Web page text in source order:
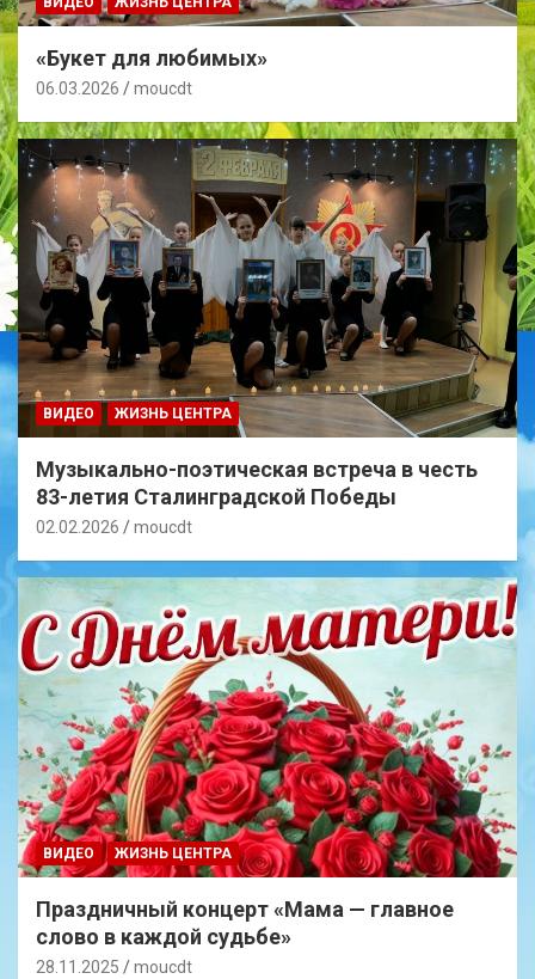
«Букет для любимых»
06.03.2026 moucdt
ВИДЕО ЖИЗНЬ ЦЕНТРА
Музыкально-поэтическая встреча в честь
83-летия Сталинградской Победы
02.02.2026 moucdt
ВИДЕО ЖИЗНЬ ЦЕНТРА
Праздничный концерт «Мама — главное
слово в каждой судьбе»
28.11.2025 moucdt